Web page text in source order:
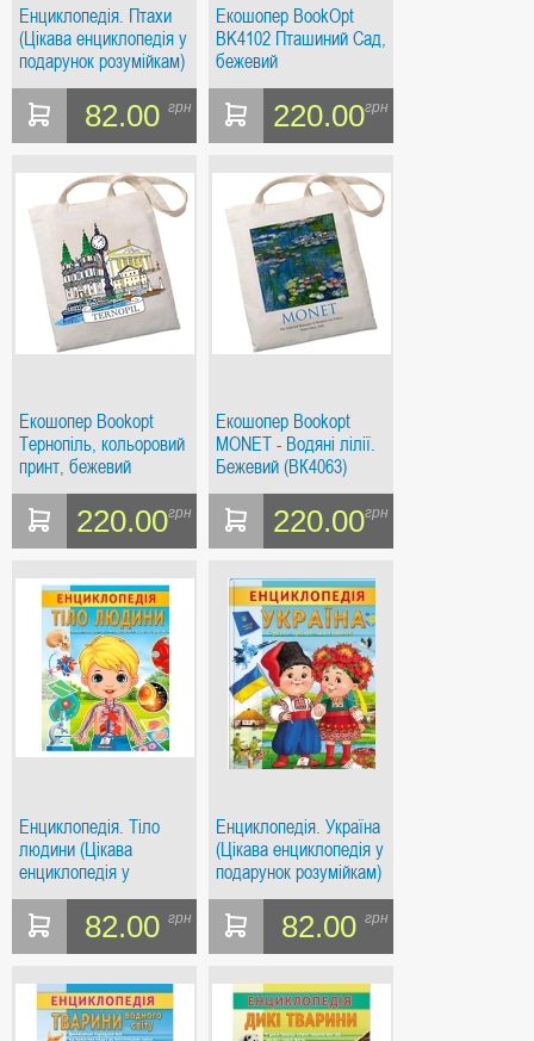
Енциклопедія. Птахи
(Цікава енциклопедія у
подарунок розумійкам)
82.00 грн
Екошопер BookOpt
BK4102 Пташиний Сад,
бежевий
220.00грн
Екошопер Bookopt
Тернопіль, кольоровий
принт, бежевий
220.00грн
Екошопер Bookopt
MONET - Водяні лілії.
Бежевий (ВК4063)
220.00грн
Енциклопедія. Тіло
людини (Цікава
енциклопедія у
подарунок розумійкам)
82.00 грн
Енциклопедія. Україна
(Цікава енциклопедія у
подарунок розумійкам)
82.00 грн